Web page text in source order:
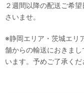
２週間以降の配送ご希
さいませ。
※静岡エリア・茨城エリ
舗からの輸送におきま
います。予めご了承くだ